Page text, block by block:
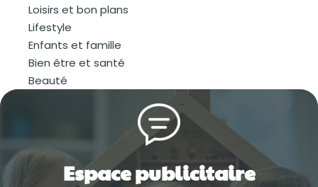
Loisirs et bon plans
Lifestyle
Enfants et famille
Bien être et santé
Beauté
Espace publicitaire